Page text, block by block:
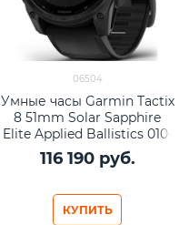
06504
Умные часы Garmin Tactix
8 51mm Solar Sapphire
Elite Applied Ballistics 010-
03407-11
116 190 руб.
КУПИТЬ